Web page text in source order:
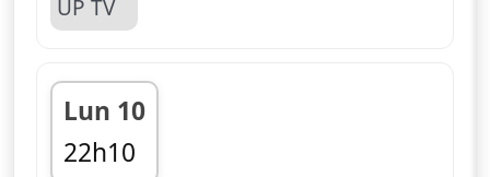
Lun 10
22h10